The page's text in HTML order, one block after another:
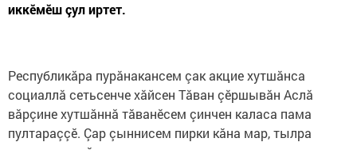
иккӗмӗш çул иртет.
Республикăра пурăнакансем çак акцие хутшăнса
социаллă сетьсенче хăйсен Тăван çӗршывăн Аслă
вăрçине хутшăннă тăванӗсем çинчен каласа пама
пултараççӗ. Çар çыннисем пирки кăна мар, тылра